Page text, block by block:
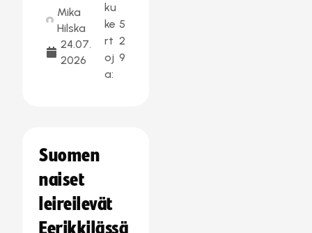
Mika
Hilska
24.07.
2026
ku
ke
rt
oj
a:
5
2
9
Suomen
naiset
leireilevät
Eerikkilässä